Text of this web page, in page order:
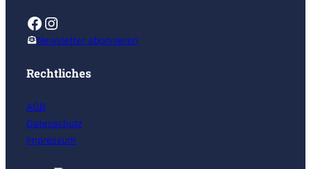
Facebook
Instagram
Newsletter abonnieren
Rechtliches
AGB
Datenschutz
Impressum